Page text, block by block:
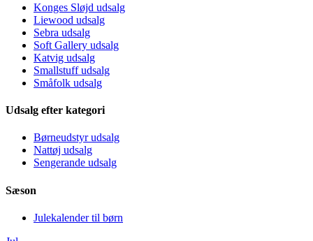
Konges Sløjd udsalg
Liewood udsalg
Sebra udsalg
Soft Gallery udsalg
Katvig udsalg
Smallstuff udsalg
Småfolk udsalg
Udsalg efter kategori
Børneudstyr udsalg
Nattøj udsalg
Sengerande udsalg
Sæson
Julekalender til børn